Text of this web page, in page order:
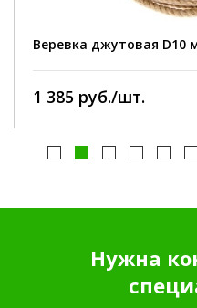
Веревка джутовая D10
1 385 руб./шт.
Нужна